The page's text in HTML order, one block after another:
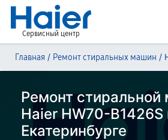
Сервисный центр
Главная / Ремонт стиральных машин /
Ремонт
Haier HW70-B1426S
Екатеринбурге